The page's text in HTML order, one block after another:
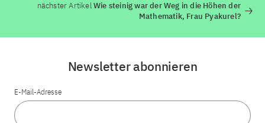
nächster ArtikelWie steinig war der Weg in die Höhen der
Mathematik, Frau Pyakurel?
Newsletter abonnieren
E-Mail-Adresse